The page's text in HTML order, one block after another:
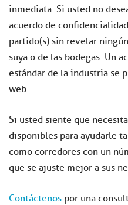
inmediata. Si usted no
acuerdo de confidencialidad
partido(s) sin revelar
suya o de las bodegas. Un
estándar de la industria se
web.
Si usted siente que
disponibles para ayudarle
como corredores con un
que se ajuste mejor a sus
Contáctenos por una